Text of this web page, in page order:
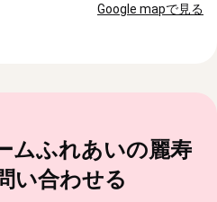
Google mapで見る
ムふれあいの麗寿
い合わせる